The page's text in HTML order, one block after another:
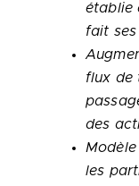
établie
fait ses
flux de
des
les